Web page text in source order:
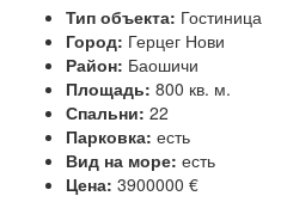
Тип объекта: Гостиница
Город: Герцег Нови
Район: Баошичи
Площадь: 800 кв. м.
Спальни: 22
Парковка: есть
Вид на море: есть
Цена: 3900000 €